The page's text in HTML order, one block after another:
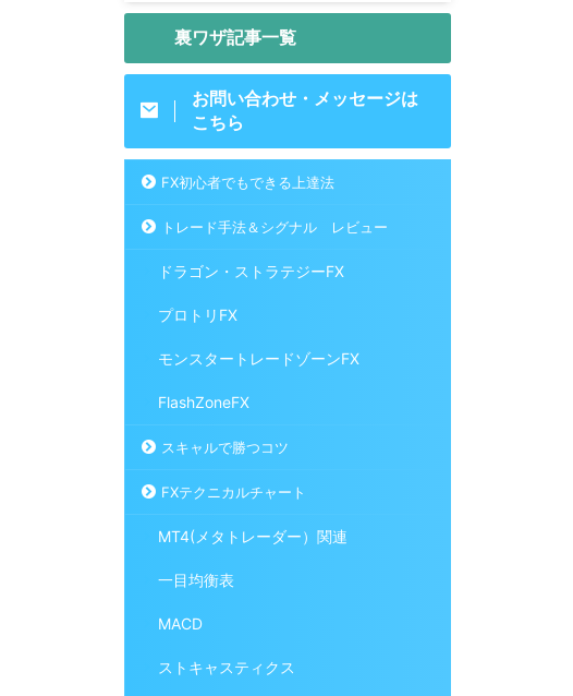
裏ワザ記事一覧
お問い合わせ・メッセージは
こちら
FX初心者でもできる上達法
トレード手法＆シグナル レビュー
ドラゴン・ストラテジーFX
プロトリFX
モンスタートレードゾーンFX
FlashZoneFX
スキャルで勝つコツ
FXテクニカルチャート
MT4(メタトレーダー）関連
一目均衡表
MACD
ストキャスティクス